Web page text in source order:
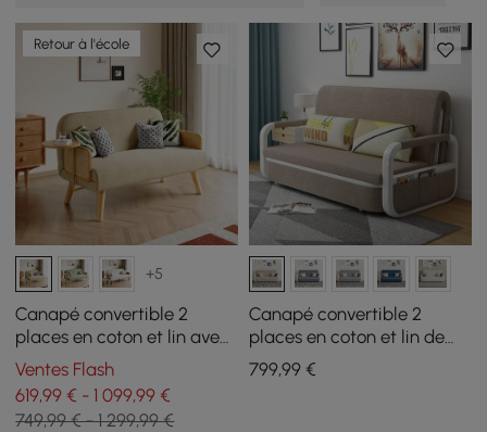
Retour à l'école
+5
Canapé convertible 2
places en coton et lin avec
plateau tournant, 152 cm
Ventes Flash
619,99 € - 1 099,99 €
749,99 € - 1 299,99 €
Canapé convertible 2
places en coton et lin de
154 cm avec rangement
799,99€